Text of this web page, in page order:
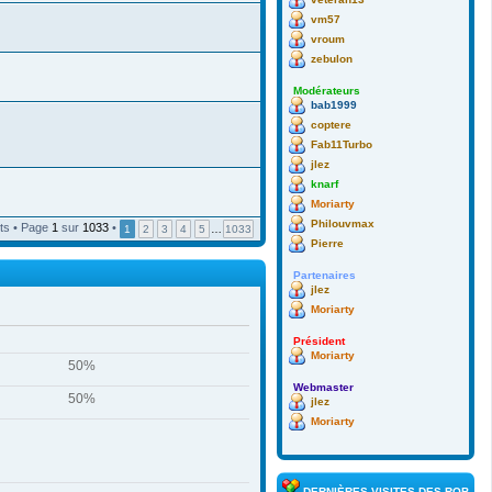
• Page 1 sur 1033 • 1 2 3 4 5 1033
50%
50%
vm57
vroum
zebulon
Modérateurs
bab1999
coptere
Fab11Turbo
jlez
knarf
Moriarty
Philouvmax
Pierre
Partenaires
jlez
Moriarty
Président
Moriarty
Webmaster
jlez
Moriarty